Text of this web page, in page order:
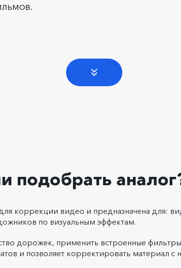
подобрать
коррекции видео и предназначена для:
по визуальным эффектам.
дорожек, применить встроенные
и позволяет корректировать материал с